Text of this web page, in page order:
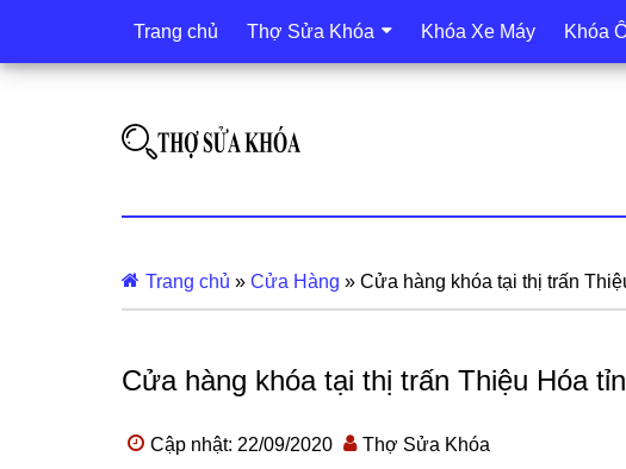
Trang chủ Thợ Sửa Khóa Khóa Xe Máy Khóa
Trang chủ » Cửa Hàng » Cửa hàng khóa tại thị trấn
Cửa hàng khóa tại thị trấn Thiệu Hóa
Cập nhật: 22/09/2020 Thợ Sửa Khóa